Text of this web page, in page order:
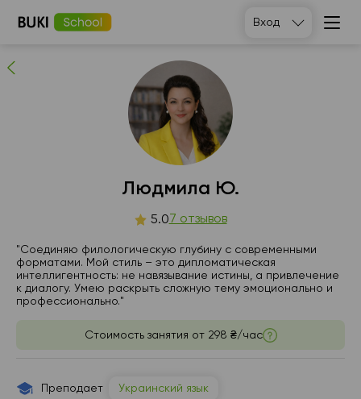
Вход
Людмила Ю. людей рекомендуют
Людмила Ю.
5.07 отзывов
"Соединяю филологическую глубину с современными
форматами. Мой стиль – это дипломатическая
интеллигентность: не навязывание истины, а привлечение
к диалогу. Умею раскрыть сложную тему эмоционально и
профессионально."
Стоимость занятия от 298 ₴/час
Преподает
Украинский язык
сб
вс
Нет
свободных
часов
12:00
Нет
свободных
14:00